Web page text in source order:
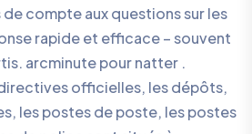
compte aux questions sur les
rapide et efficace – souvent
arcminute pour natter .
officielles, les dépôts,
les postes de poste, les postes